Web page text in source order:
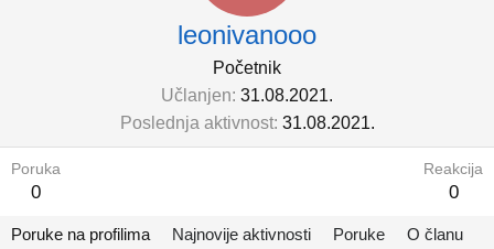
leonivanooo
Početnik
Učlanjen 31.08.2021.
Poslednja aktivnost 31.08.2021.
Poruka
0
Reakcija
0
Poruke na profilima Najnovije aktivnosti Poruke O članu